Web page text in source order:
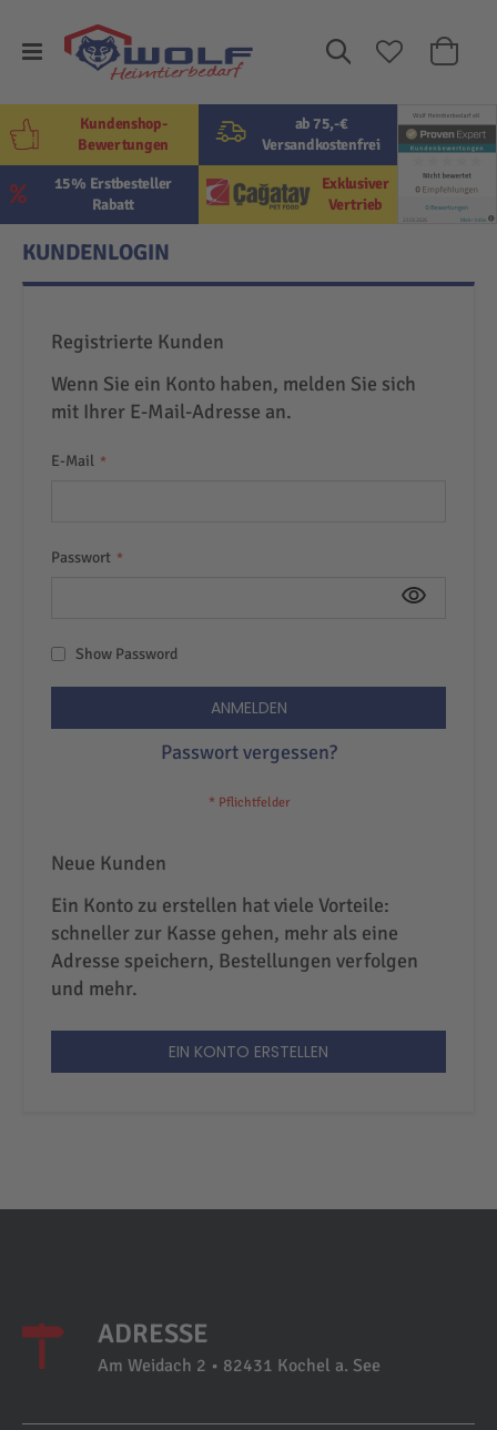
Suche
Mein
ab 75,-€
Versandkostenfrei
Exklusiver
Vertrieb
15% Erstbesteller
Rabatt
Kundenshop-
Bewertungen
KUNDENLOGIN
Registrierte Kunden
Wenn Sie ein Konto haben, melden Sie sich
mit Ihrer E-Mail-Adresse an.
E-Mail
Passwort
Show Password
ANMELDEN
Passwort vergessen?
Neue Kunden
Ein Konto zu erstellen hat viele Vorteile:
schneller zur Kasse gehen, mehr als eine
Adresse speichern, Bestellungen verfolgen
und mehr.
EIN KONTO ERSTELLEN
ADRESSE
Am Weidach 2 • 82431 Kochel a. See